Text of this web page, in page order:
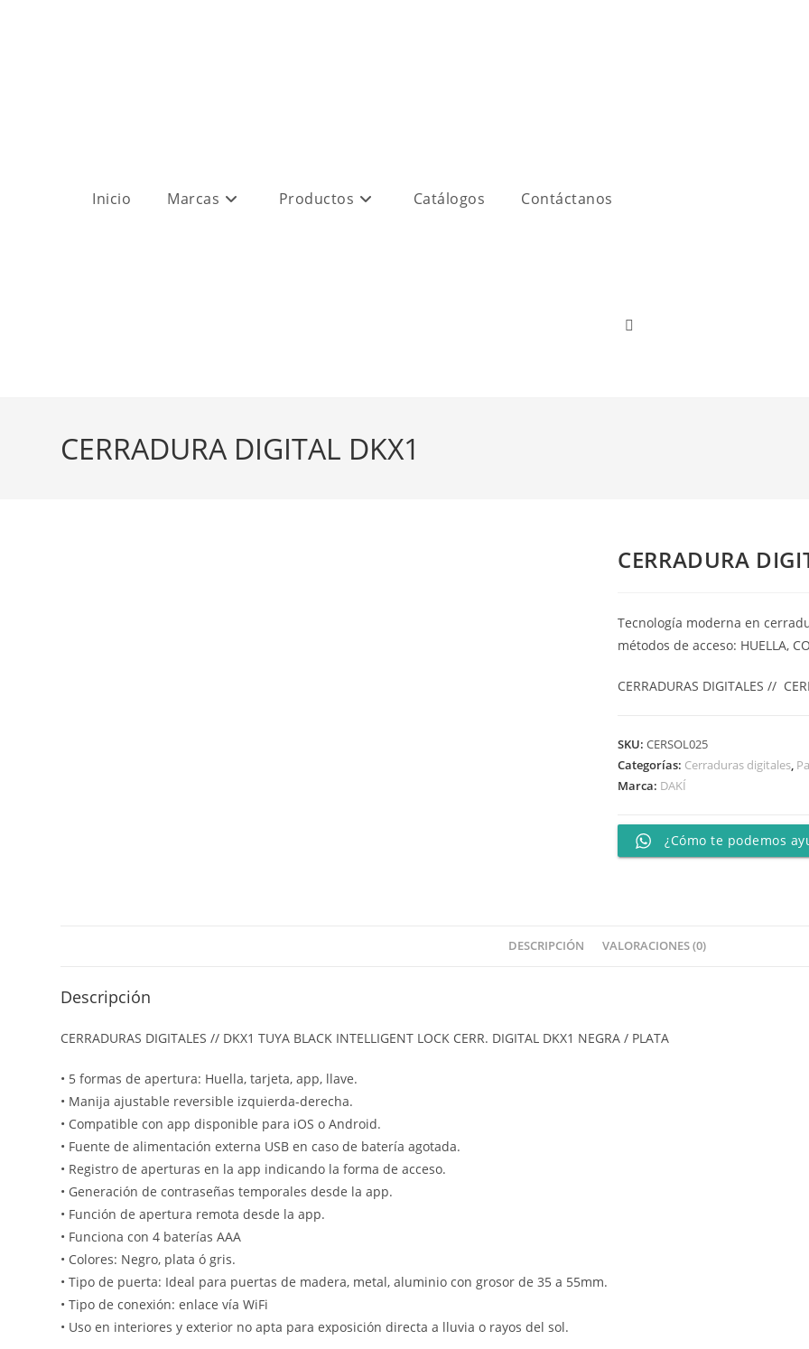
Inicio Marcas Productos Catálogos Contáctanos
CERRADURA DIGITAL DKX1
CERRADURA
Tecnología moderna en
métodos de acceso: HUELLA,
CERRADURAS DIGITALES //
SKU:CERSOL025
Categorías: Cerraduras digitales,
Marca: DAKÍ
¿Cómo te podemos
DESCRIPCIÓN VALORACIONES (0)
Descripción
CERRADURAS DIGITALES // DKX1 TUYA BLACK INTELLIGENT LOCK CERR. DIGITAL DKX1 NEGRA / PLATA
• 5 formas de apertura: Huella, tarjeta, app, llave.
• Manija ajustable reversible izquierda-derecha.
• Compatible con app disponible para iOS o Android.
• Fuente de alimentación externa USB en caso de batería agotada.
• Registro de aperturas en la app indicando la forma de acceso.
• Generación de contraseñas temporales desde la app.
• Función de apertura remota desde la app.
• Funciona con 4 baterías AAA
• Colores: Negro, plata ó gris.
• Tipo de puerta: Ideal para puertas de madera, metal, aluminio con grosor de 35 a 55mm.
• Tipo de conexión: enlace vía WiFi
• Uso en interiores y exterior no apta para exposición directa a lluvia o rayos del sol.